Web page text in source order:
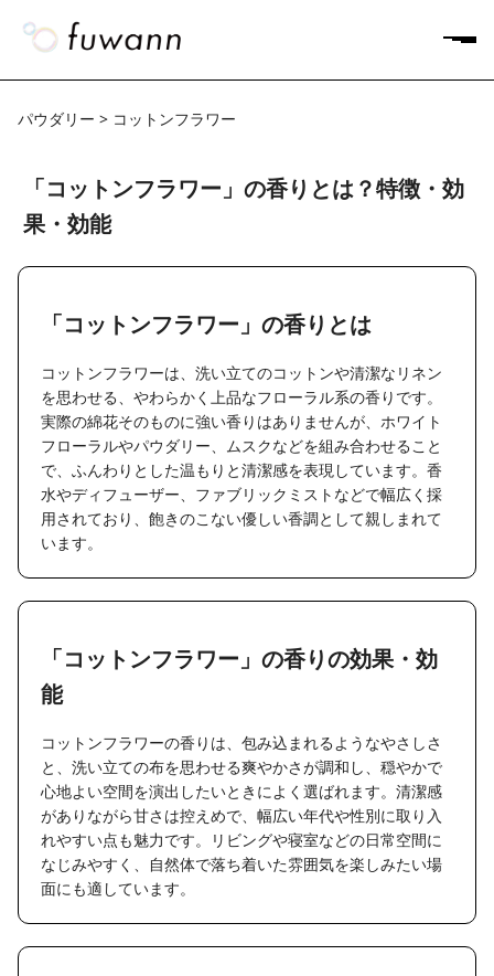
パウダリー > コットンフラワー
「コットンフラワー」の香りとは？特徴・効
果・効能
「コットンフラワー」の香りとは
コットンフラワーは、洗い立てのコットンや清潔なリネン
を思わせる、やわらかく上品なフローラル系の香りです。
実際の綿花そのものに強い香りはありませんが、ホワイト
フローラルやパウダリー、ムスクなどを組み合わせること
で、ふんわりとした温もりと清潔感を表現しています。香
水やディフューザー、ファブリックミストなどで幅広く採
用されており、飽きのこない優しい香調として親しまれて
います。
「コットンフラワー」の香りの効果・効
能
コットンフラワーの香りは、包み込まれるようなやさしさ
と、洗い立ての布を思わせる爽やかさが調和し、穏やかで
心地よい空間を演出したいときによく選ばれます。清潔感
がありながら甘さは控えめで、幅広い年代や性別に取り入
れやすい点も魅力です。リビングや寝室などの日常空間に
なじみやすく、自然体で落ち着いた雰囲気を楽しみたい場
面にも適しています。